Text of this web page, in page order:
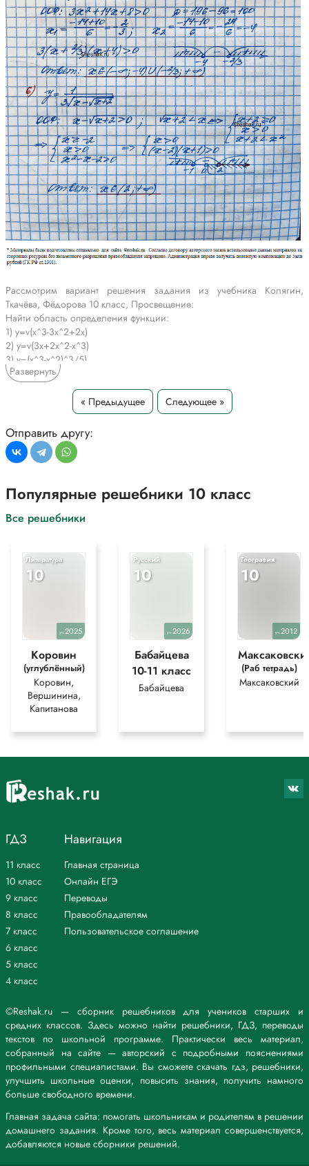
Рассмотрим вариант решения задания из учебника Колягин,
Ткачёва, Фёдорова 10 класс, Просвещение:
Найти область определения функции:
1) y=v(x^3-3x^2+2x)
2) y=v(3x+2x^2-x^3)
3) y=(x^3-x^2)^3/5)
4) y=(x^4+x^3)^-3/4
5) y=3/(корень шестой степени из(3x^2+14x+8))
6) y=1/(3v(x-v(x+2)))
для более полного понимания решения.
Развернуть
« Предыдущее Следующее »
Отправить другу:
Популярные решебники 10 класс
Все решебники
Литература
10
уч.2025
Коровин
(углублённый)
Коровин,
Вершинина,
Капитанова
Русский
10
уч.2026
Бабайцева
10-11 класс
Бабайцева
География
10
уч.2012
(Раб тетрадь)
Максаковский
©Reshak.ru — сборник решебников для учеников старших и
средних классов. Здесь можно найти решебники, ГДЗ, переводы
текстов по школьной программе. Практически весь материал,
собранный на сайте — авторский с подробными пояснениями
профильными специалистами. Вы сможете скачать гдз, решебники,
улучшить школьные оценки, повысить знания, получить намного
больше свободного времени.
Главная задача сайта: помогать школьникам и родителям в решении
домашнего задания. Кроме того, весь материал совершенствуется,
добавляются новые сборники решений.
ГДЗ
11 класс
10 класс
9 класс
8 класс
7 класс
6 класс
5 класс
4 класс
Навигация
Главная страница
Онлайн ЕГЭ
Переводы
Правообладателям
Пользовательское соглашение